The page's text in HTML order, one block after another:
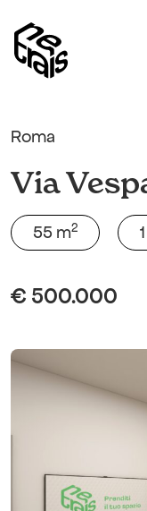
Roma
Via
55 m2
€ 500.000